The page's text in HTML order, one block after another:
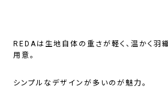
REDAは生地自体の重さが軽く、温かく羽
用意。
シンプルなデザインが多いのが魅力。